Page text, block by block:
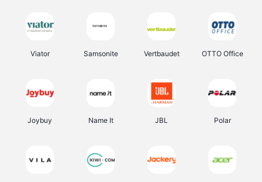
Viator Samsonite Vertbaudet OTTO Office
Joybuy Name It JBL Polar